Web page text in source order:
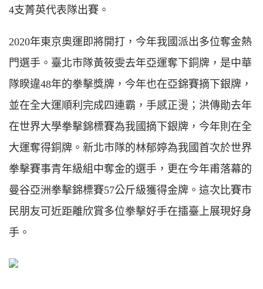
4支菁英代表隊出賽。
2020年東京奧運即將開打，今年我國派出多位奪金熱
門選手。臺北市隊黃筱雯去年亞運奪下銅牌，是中華
隊睽違48年的拳擊獎牌，今年也在亞錦賽摘下銀牌，
並在全大運順利完成四連霸，手感正燙；洪傳勛去年
在世界大學拳擊錦標賽為我國摘下銀牌，今年則在全
大運奪得銅牌。新北市隊的林郁婷為我國首次於世界
拳擊賽事青年級組中奪金的選手，更在今年甫落幕的
曼谷亞洲拳擊錦標賽57公斤級獲得金牌。這次比賽市
民朋友可近距離欣賞多位拳擊好手在擂臺上展現好身
手。